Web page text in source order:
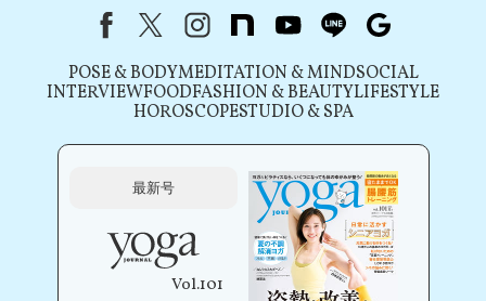
FacebookX（旧Twitter）
instagram
note youtubeline
POSE & BODYMEDITATION & MINDSOCIAL
INTERVIEWFOODFASHION & BEAUTYLIFESTYLE
HOROSCOPESTUDIO & SPA
最新号
Vol.101